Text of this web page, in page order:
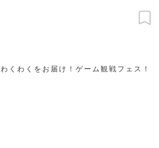
わくわくをお届け！ゲーム観戦フェス！